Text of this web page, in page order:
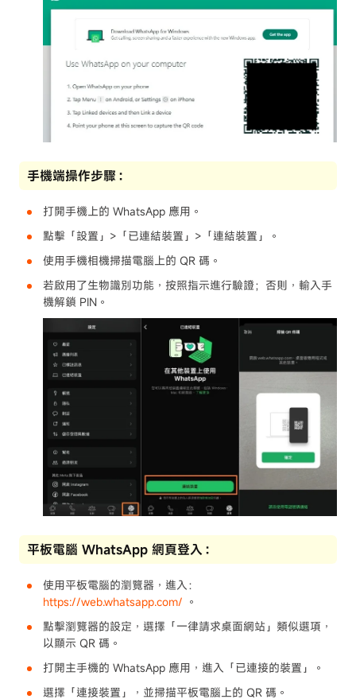
手機端操作步驟：
打開手機上的 WhatsApp 應用。
點擊「設置」>「已連結裝置」>「連結裝置」。
使用手機相機掃描電腦上的 QR 碼。
若啟用了生物識別功能，按照指示進行驗證；否則，輸入手
機解鎖 PIN。
平板電腦 WhatsApp 網頁登入：
使用平板電腦的瀏覽器，進入：
https://web.whatsapp.com/ 。
點擊瀏覽器的設定，選擇「一律請求桌面網站」類似選項，
以顯示 QR 碼。
打開主手機的 WhatsApp 應用，進入「已連接的裝置」。
選擇「連接裝置」，並掃描平板電腦上的 QR 碼。